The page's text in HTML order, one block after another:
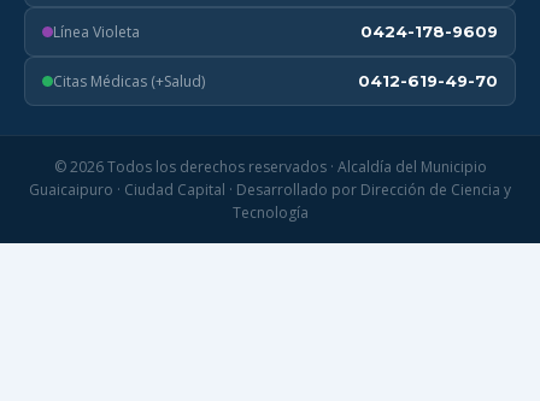
Línea Violeta 0424-178-9609
Citas Médicas (+Salud) 0412-619-49-70
© 2026 Todos los derechos reservados · Alcaldía del Municipio
Guaicaipuro · Ciudad Capital · Desarrollado por Dirección de Ciencia y
Tecnología